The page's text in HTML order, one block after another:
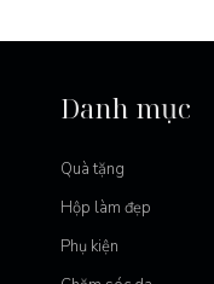
Danh mục
Quà tặng
Hộp làm đẹp
Phụ kiện